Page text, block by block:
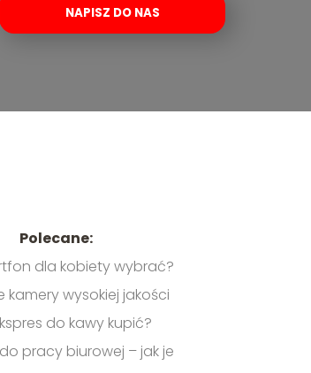
NAPISZ DO NAS
Polecane:
dla kobiety wybrać?
kamery wysokiej jakości
do kawy kupić?
pracy biurowej – jak je